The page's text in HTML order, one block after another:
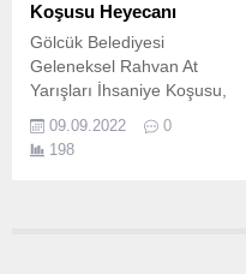
Koşusu Heyecanı
Gölcük Belediyesi
Geleneksel Rahvan At
Yarışları İhsaniye Koşusu,
Saat:11.
09.09.2022
0
198